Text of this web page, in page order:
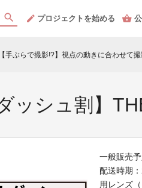
プロジェクトを始める
【手ぶらで撮影!?】視点の動きに合わせて
ッシュ割】
一般販売
配送時期
用レンズ